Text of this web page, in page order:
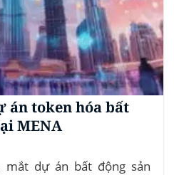
án token hóa bất
MENA
mắt dự án bất động sản